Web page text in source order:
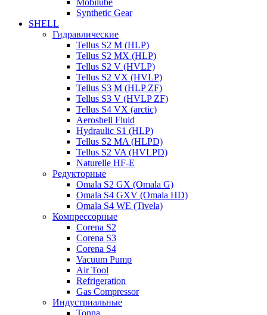
Mobilube
Synthetic Gear
SHELL
Гидравлические
Tellus S2 M (HLP)
Tellus S2 MХ (HLP)
Tellus S2 V (HVLP)
Tellus S2 VX (HVLP)
Tellus S3 M (HLP ZF)
Tellus S3 V (HVLP ZF)
Tellus S4 VX (arctic)
Aeroshell Fluid
Hydraulic S1 (HLP)
Tellus S2 MA (HLPD)
Tellus S2 VA (HVLPD)
Naturelle HF-E
Редукторные
Omala S2 GX (Omala G)
Omala S4 GXV (Omala HD)
Omala S4 WE (Tivela)
Компрессорные
Corena S2
Corena S3
Corena S4
Vacuum Pump
Air Tool
Refrigeration
Gas Compressor
Индустриальные
Tonna